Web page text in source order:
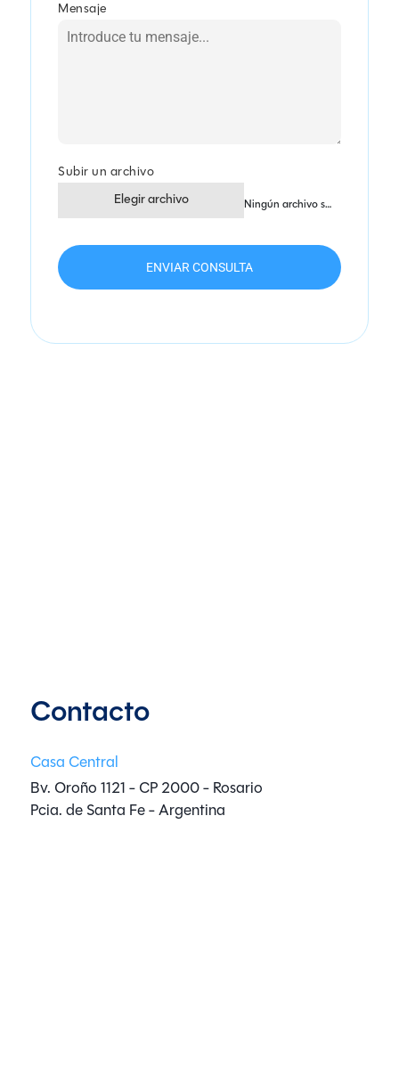
Mensaje
Subir un archivo
Elegir archivo Ningún archivo seleccionado
ENVIAR CONSULTA
Contacto
Casa Central
Bv. Oroño 1121 - CP 2000 - Rosario
Pcia. de Santa Fe - Argentina